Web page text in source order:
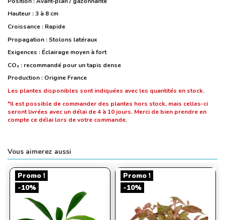
Hauteur : 3 à 8 cm
Croissance : Rapide
Propagation : Stolons latéraux
Exigences : Éclairage moyen à fort
CO₂ : recommandé pour un tapis dense
Production : Origine France
Les plantes disponibles sont indiquées avec les quantités en stock.
*Il est possible de commander des plantes hors stock, mais celles-ci
seront livrées avec un délai de 4 à 10 jours. Merci de bien prendre en
compte ce délai lors de votre commande.
Vous aimerez aussi
Promo !
-10%
Promo !
-10%